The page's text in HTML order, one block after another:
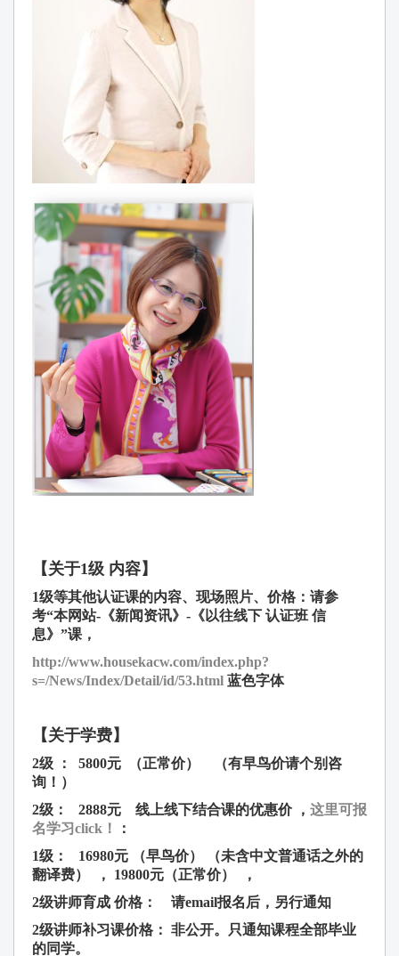
【关于1级 内容】
1级等其他认证课的内容、现场照片、价格：请参
考“本网站-《新闻资讯》-《以往线下 认证班 信
息》”课，
http://www.housekacw.com/index.php?
s=/News/Index/Detail/id/53.html 蓝色字体
【关于学费】
2级 ： 5800元 （正常价）
（有早鸟价请个别咨
询！）
2级： 2888元 线上线下结合课的优惠价 ， 这里可报
名学习click！
：
1级： 16980元 （早鸟价）
（未含中文普通话之外的
翻译费） ， 19800元（正常价）
，
2级讲师育成 价格： 请email报名后，另行通知
2级讲师补习课价格： 非公开。只通知课程全部毕业
的同学。